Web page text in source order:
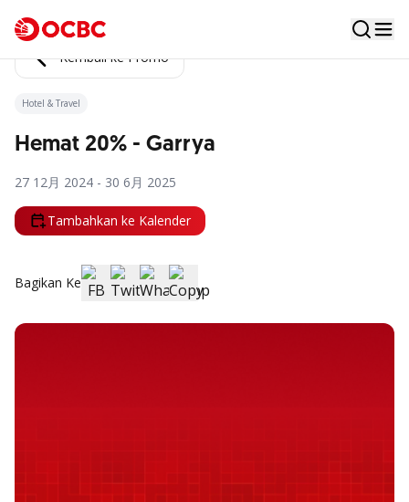
Kembali ke Promo
Hotel & Travel
Hemat 20% - Garrya
27 12月 2024 - 30 6月 2025
Tambahkan ke Kalender
Bagikan Ke